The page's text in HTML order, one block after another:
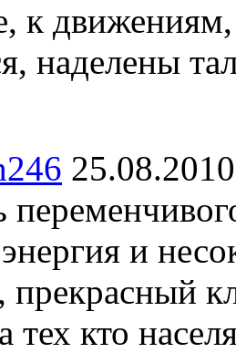
к
наделены
энергия и
прекрасный
тех кто